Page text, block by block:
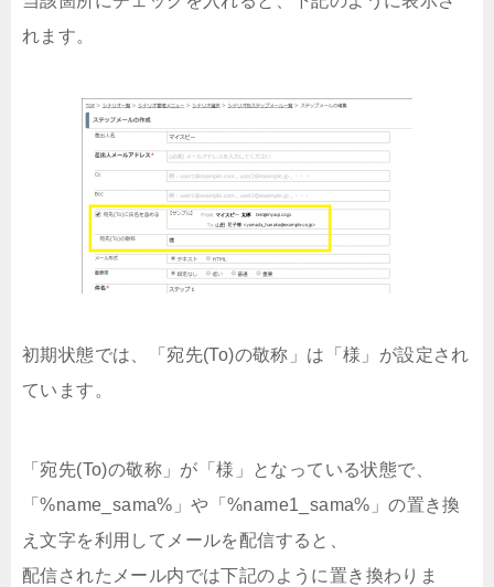
れます。
初期状態では、「宛先(To)の敬称」は「様」が設定され
ています。
「宛先(To)の敬称」が「様」となっている状態で、
「%name_sama%」や「%name1_sama%」の置き換
え文字を利用してメールを配信すると、
配信されたメール内では下記のように置き換わりま